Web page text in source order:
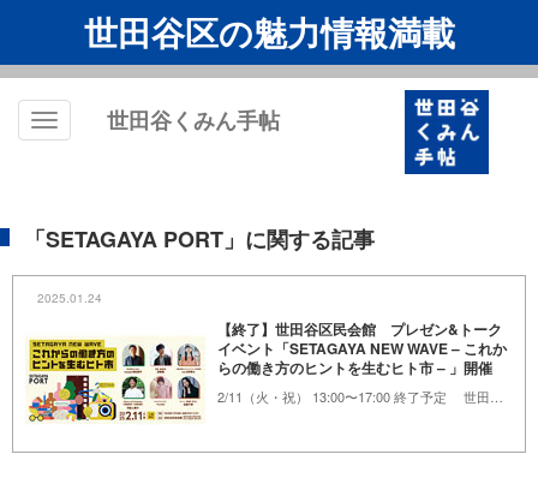
世田谷区の魅力情報満載
Toggle
世田谷くみん手帖
「SETAGAYA PORT」に関する記事
2025.01.24
【終了】世田谷区民会館 プレゼン&トーク
イベント「SETAGAYA NEW WAVE – これか
らの働き方のヒントを生むヒト市 – 」開催